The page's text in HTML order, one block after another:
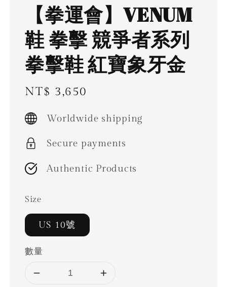
【拳運會】VENUM
鞋 拳擊 競爭者系列
拳擊鞋 紅寶象牙金
Regular
NT$ 3,650
Worldwide shipping
Secure payments
Authentic Products
Size
US 10號
數量